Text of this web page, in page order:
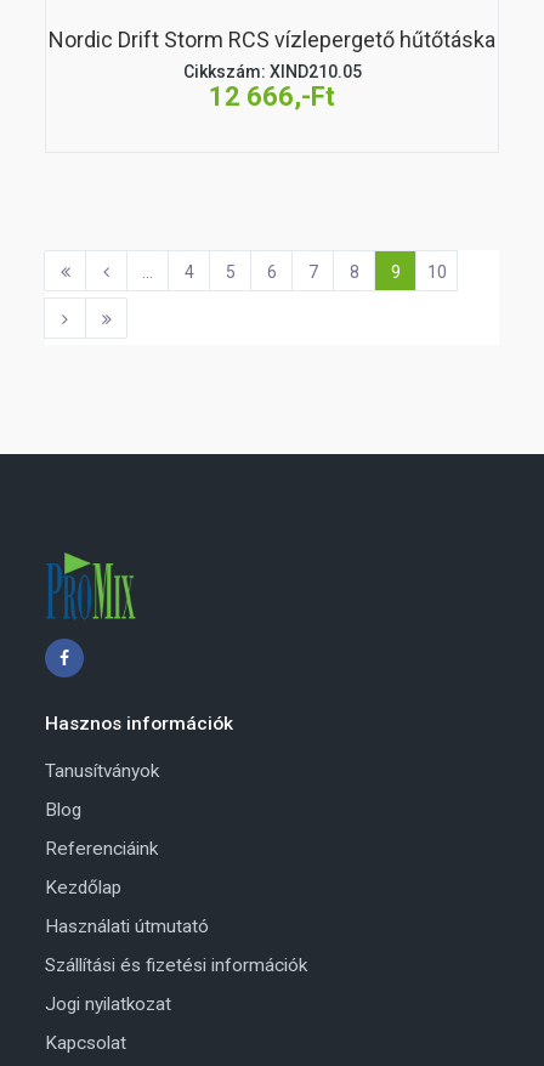
Nordic Drift Storm RCS vízlepergető hűtőtáska
Cikkszám: XIND210.05
12 666,-Ft
4 5 6 7 8 9 10
Hasznos információk
Tanusítványok
Blog
Referenciáink
Kezdőlap
Használati útmutató
Szállítási és fizetési információk
Jogi nyilatkozat
Kapcsolat